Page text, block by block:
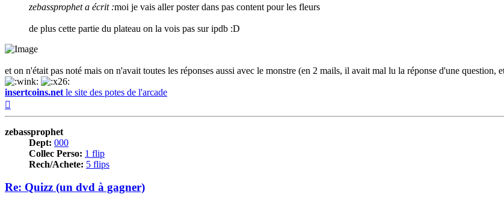
zebassprophet a écrit :moi je vais aller poster dans pas content pour les fleurs
de plus cette partie du plateau on la vois pas sur ipdb :D
et on n'était pas noté mais on n'avait toutes les réponses aussi avec le monstre (en 2 mails, il avait mal lu la réponse d'une
insertcoins.net le site des potes de l'arcade
zebassprophet
Dept: 000
Collec Perso: 1 flip
Rech/Achete: 5 flips
Re: Quizz (un dvd à gagner)